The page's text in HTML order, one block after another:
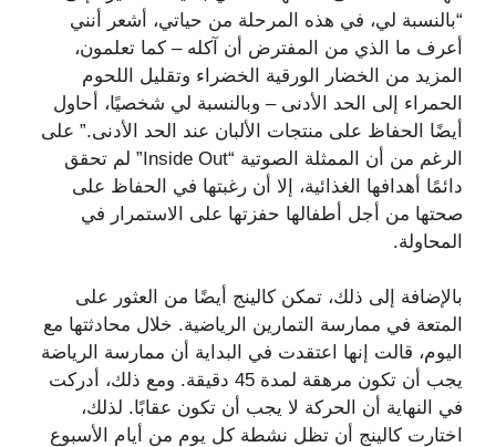
“بالنسبة لي، في هذه المرحلة من حياتي، أشعر أنني
أعرف ما الذي من المفترض أن آكله – كما تعلمون،
المزيد من الخضار الورقية الخضراء وتقليل اللحوم
الحمراء إلى الحد الأدنى – وبالنسبة لي شخصيًا، أحاول
أيضًا الحفاظ على منتجات الألبان عند الحد الأدنى.” على
الرغم من أن الممثلة الصوتية “Inside Out” لم تحقق
دائمًا أهدافها الغذائية، إلا أن رغبتها في الحفاظ على
صحتها من أجل أطفالها حفزتها على الاستمرار في
المحاولة.
بالإضافة إلى ذلك، تمكن كالينج أيضًا من العثور على
المتعة في ممارسة التمارين الرياضية. خلال محادثتها مع
اليوم، قالت إنها اعتقدت في البداية أن ممارسة الرياضة
يجب أن تكون مرهقة لمدة 45 دقيقة. ومع ذلك، أدركت
في النهاية أن الحركة لا يجب أن تكون عقابًا. لذلك،
اختارت كالينج أن تظل نشطة كل يوم من أيام الأسبوع